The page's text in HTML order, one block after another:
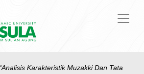
“Analisis Karakteristik Muzakki Dan Tata